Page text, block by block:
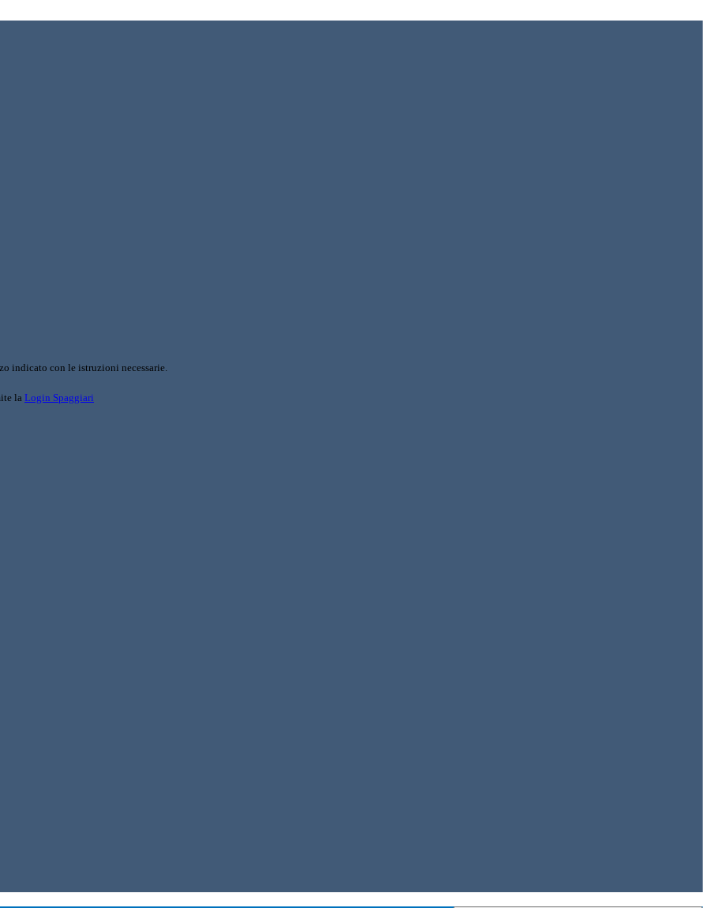
indicato con le istruzioni necessarie.
la Login Spaggiari